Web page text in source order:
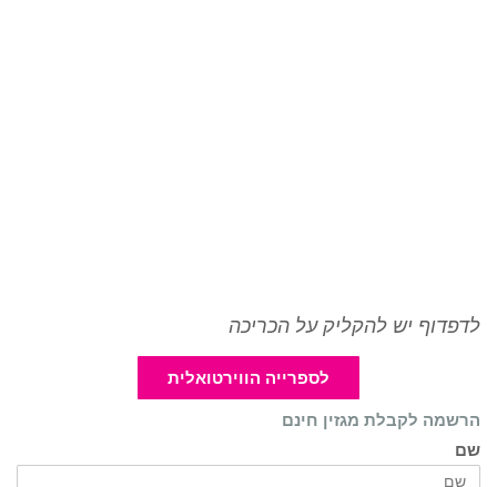
לדפדוף יש להקליק על הכריכה
לספרייה הווירטואלית
הרשמה לקבלת מגזין חינם
שם